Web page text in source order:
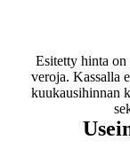
Esitetty hinta
veroja. Kassalla
kuukausihinnan